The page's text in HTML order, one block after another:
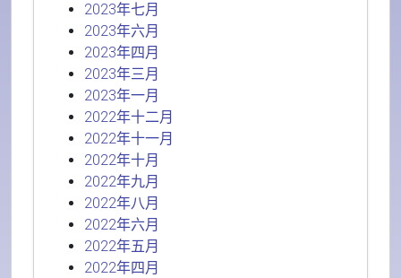
2023年七月
2023年六月
2023年四月
2023年三月
2023年一月
2022年十二月
2022年十一月
2022年十月
2022年九月
2022年八月
2022年六月
2022年五月
2022年四月